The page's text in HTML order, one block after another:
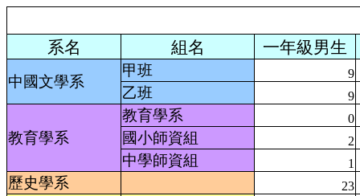
系名 組名 一年級男生
中國文學系
甲班 9
乙班 9
教育學系
教育學系 0
國小師資組 2
中學師資組 1
歷史學系 23